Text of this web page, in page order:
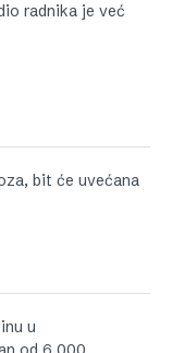
radnika je već
bit će uvećana
u